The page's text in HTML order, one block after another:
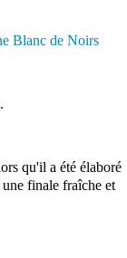
qu'il a été élaboré
finale fraîche et